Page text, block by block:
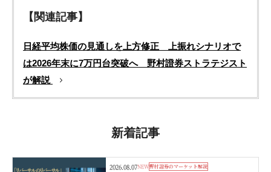
【関連記事】
日経平均株価の見通しを上方修正 上振れシナリオで
は2026年末に7万円台突破へ 野村證券ストラテジスト
が解説
新着記事
2026.08.07NEW野村證券のマーケット解説